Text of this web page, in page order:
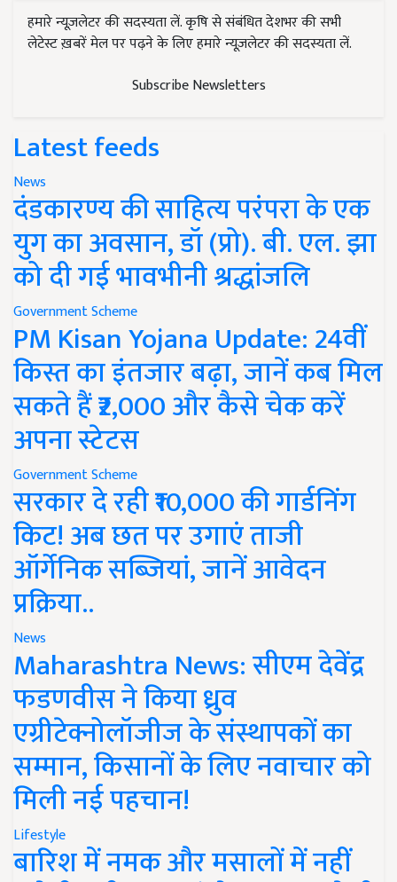
हमारे न्यूज़लेटर की सदस्यता लें. कृषि से संबंधित देशभर की सभी
लेटेस्ट ख़बरें मेल पर पढ़ने के लिए हमारे न्यूज़लेटर की सदस्यता लें.
Subscribe Newsletters
Latest feeds
News
दंडकारण्य की साहित्य परंपरा के एक
युग का अवसान, डॉ (प्रो). बी. एल. झा
को दी गई भावभीनी श्रद्धांजलि
Government Scheme
PM Kisan Yojana Update: 24वीं
किस्त का इंतजार बढ़ा, जानें कब मिल
सकते हैं ₹2,000 और कैसे चेक करें
अपना स्टेटस
Government Scheme
सरकार दे रही ₹10,000 की गार्डनिंग
किट! अब छत पर उगाएं ताजी
ऑर्गेनिक सब्जियां, जानें आवेदन
प्रक्रिया..
News
Maharashtra News: सीएम देवेंद्र
फडणवीस ने किया ध्रुव
एग्रीटेक्नोलॉजीज के संस्थापकों का
सम्मान, किसानों के लिए नवाचार को
मिली नई पहचान!
Lifestyle
बारिश में नमक और मसालों में नहीं